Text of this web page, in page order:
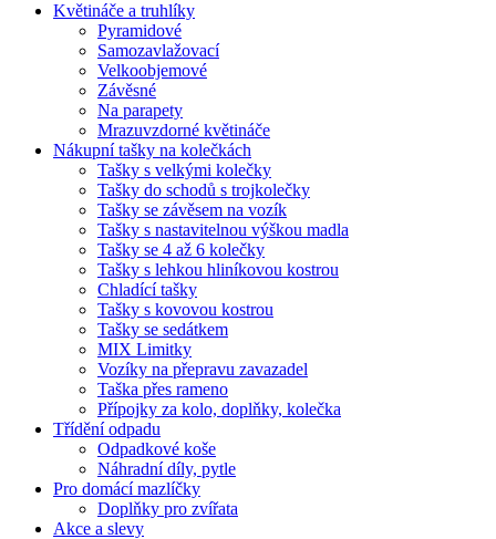
Květináče a truhlíky
Pyramidové
Samozavlažovací
Velkoobjemové
Závěsné
Na parapety
Mrazuvzdorné květináče
Nákupní tašky na kolečkách
Tašky s velkými kolečky
Tašky do schodů s trojkolečky
Tašky se závěsem na vozík
Tašky s nastavitelnou výškou madla
Tašky se 4 až 6 kolečky
Tašky s lehkou hliníkovou kostrou
Chladící tašky
Tašky s kovovou kostrou
Tašky se sedátkem
MIX Limitky
Vozíky na přepravu zavazadel
Taška přes rameno
Přípojky za kolo, doplňky, kolečka
Třídění odpadu
Odpadkové koše
Náhradní díly, pytle
Pro domácí mazlíčky
Doplňky pro zvířata
Akce a slevy